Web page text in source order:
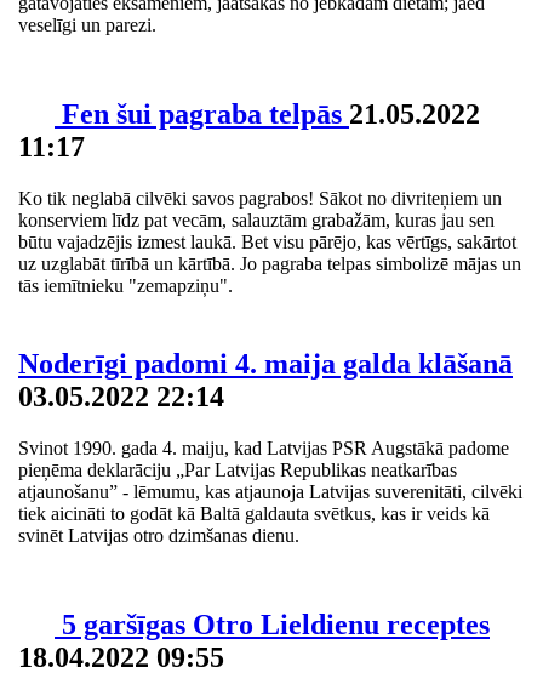
veselīgi un parezi.
Fen šui pagraba telpās 21.05.2022
11:17
Ko tik neglabā cilvēki savos pagrabos! Sākot no divriteņiem un
konserviem līdz pat vecām, salauztām grabažām, kuras jau sen
būtu vajadzējis izmest laukā. Bet visu pārējo, kas vērtīgs, sakārtot
uz uzglabāt tīrībā un kārtībā. Jo pagraba telpas simbolizē mājas un
tās iemītnieku "zemapziņu".
Noderīgi padomi 4. maija galda klāšanā
03.05.2022 22:14
Svinot 1990. gada 4. maiju, kad Latvijas PSR Augstākā padome
pieņēma deklarāciju „Par Latvijas Republikas neatkarības
atjaunošanu” - lēmumu, kas atjaunoja Latvijas suverenitāti, cilvēki
tiek aicināti to godāt kā Baltā galdauta svētkus, kas ir veids kā
svinēt Latvijas otro dzimšanas dienu.
5 garšīgas Otro Lieldienu receptes
18.04.2022 09:55